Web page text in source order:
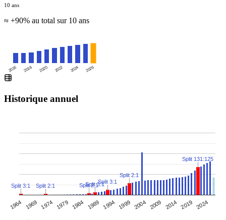
10 ans
≈ +90% au total sur 10 ans
2016 2018 2020 2022 2024 2026
Historique annuel
1964 1969 1974 1979 1984 1989 1994 1999 2004 2009 2014 2019 2024
Split 3:1 Split 2:1 Split 2:1
Split 3:1Split 3:1
Split 2:1
Split 131:125